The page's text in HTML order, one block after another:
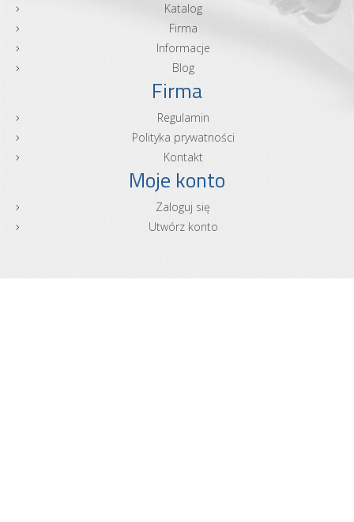
Katalog
Firma
Informacje
Blog
Firma
Regulamin
Polityka prywatności
Kontakt
Moje konto
Zaloguj się
Utwórz konto